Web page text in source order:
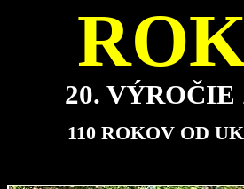
20.
110 ROKOV OD
Miniexpozícia bude